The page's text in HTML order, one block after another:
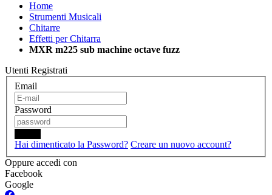
Home
Strumenti Musicali
Chitarre
Effetti per Chitarra
MXR m225 sub machine octave fuzz
Utenti Registrati
Email
Password
Hai dimenticato la Password? Creare un nuovo account?
Oppure accedi con
Facebook
Google